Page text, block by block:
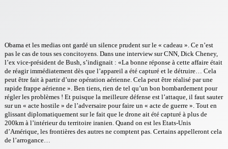
Obama et les medias ont gardé un silence prudent sur le « cadeau ». Ce n’est
pas le cas de tous ses concitoyens. Dans une interview sur CNN, Dick Cheney,
l’ex vice-président de Bush, s’indignait : «La bonne réponse à cette affaire était
de réagir immédiatement dès que l’appareil a été capturé et le détruire… Cela
peut être fait à partir d’une opération aérienne. Cela peut être réalisé par une
rapide frappe aérienne ». Ben tiens, rien de tel qu’un bon bombardement pour
régler les problèmes ! Et puisque la meilleure défense est l’attaque, il faut sauter
sur un « acte hostile » de l’adversaire pour faire un « acte de guerre ». Tout en
glissant diplomatiquement sur le fait que le drone ait été capturé à plus de
200km à l’intérieur du territoire iranien. Quand on est les Etats-Unis
d’Amérique, les frontières des autres ne comptent pas. Certains appelleront cela
de l’arrogance…